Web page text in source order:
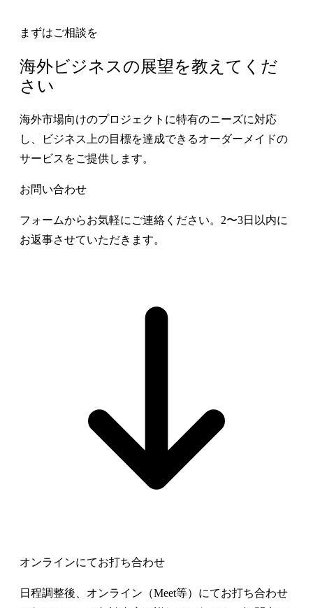
まずはご相談を
海外ビジネスの展望を教えてくだ
さい
海外市場向けのプロジェクトに特有のニーズに対応
し、ビジネス上の目標を達成できるオーダーメイドの
サービスをご提供します。
お問い合わせ
フォームからお気軽にご連絡ください。2〜3日以内に
お返事させていただきます。
オンラインにてお打ち合わせ
日程調整後、オンライン（Meet等）にてお打ち合わせ